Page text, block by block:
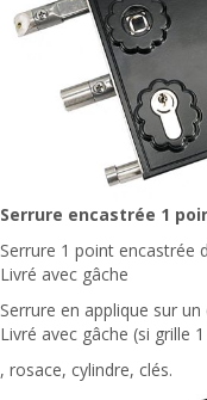
Serrure encastrée 1
Serrure 1 point encastrée
Livré avec gâche
Serrure en applique sur
Livré avec gâche (si grille
, rosace, cylindre, clés.